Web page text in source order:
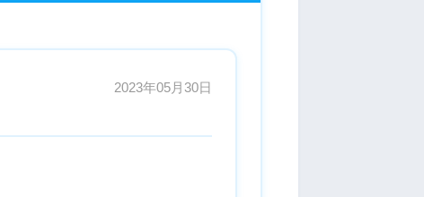
2023年05月30日